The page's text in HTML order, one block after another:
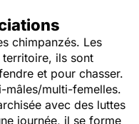
chimpanzés. Les
ils sont
et pour chasser.
mâles/multi-femelles.
avec des luttes
journée, il se forme